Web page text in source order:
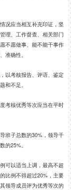
应当相互补充印证，坚
理、工作督查、相关部门
不愿做事、能不能干事作
准确性。
考核报告、评语、鉴定
和不足。
核优秀等次应当在平时
班子总数的30%，领导干
的25%。
可以适当上调，最高不超
比例不得超过20%，主要
领导成员评为优秀等次的